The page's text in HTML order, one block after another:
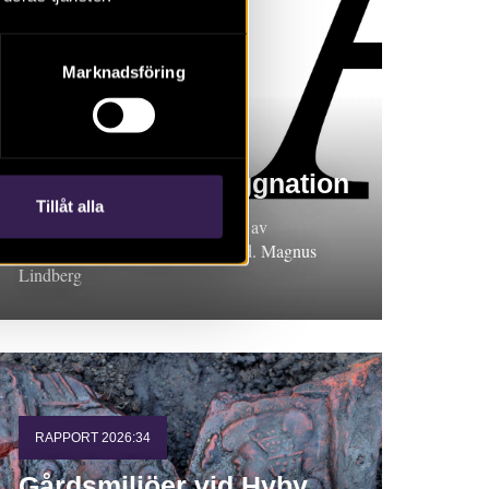
Marknadsföring
Tillåt alla
RAPPORT 2026:45
Område för nybyggnation
Arkeologisk undersökning i form av
schaktningsövervakning, Uppland. Magnus
Lindberg
RAPPORT 2026:34